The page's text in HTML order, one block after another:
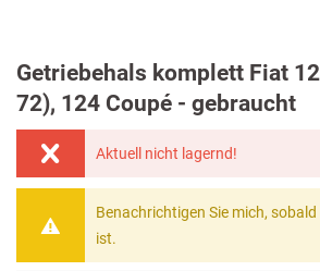
Getriebehals komplett Fiat
72), 124 Coupé - gebraucht
Aktuell nicht lagernd!
Benachrichtigen Sie mich,
ist.